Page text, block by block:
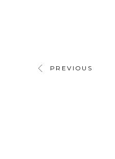
PREVIOUS